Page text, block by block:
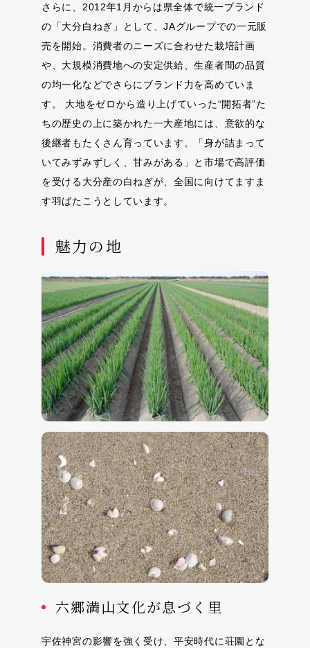
さらに、2012年1月からは県全体で統一ブランド
の「大分白ねぎ」として、JAグループでの一元販
売を開始。消費者のニーズに合わせた栽培計画
や、大規模消費地への安定供給、生産者間の品質
の均一化などでさらにブランド力を高めていま
す。 大地をゼロから造り上げていった“開拓者”た
ちの歴史の上に築かれた一大産地には、意欲的な
後継者もたくさん育っています。「身が詰まって
いてみずみずしく、甘みがある」と市場で高評価
を受ける大分産の白ねぎが、全国に向けてますま
す羽ばたこうとしています。
魅力の地
六郷満山文化が息づく里
宇佐神宮の影響を強く受け、平安時代に荘園とな